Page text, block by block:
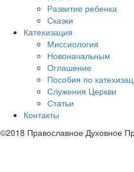
Развитие ребенка
Сказки
Катехизация
Миссиология
Новоначальным
Оглашение
Пособия по
Служения Церкви
Статьи
Контакты
©2018 Православное Духовное